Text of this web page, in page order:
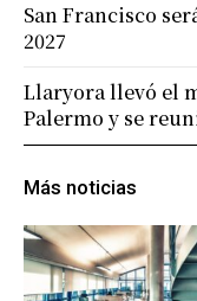
Más noticias
San Francisco
2027
Llaryora llevó el
Palermo y se